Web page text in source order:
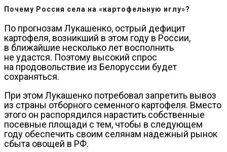
Почему Россия села на «картофельную иглу»?
По прогнозам Лукашенко, острый дефицит
картофеля, возникший в этом году в России,
в ближайшие несколько лет восполнить
не удастся. Поэтому высокий спрос
на продовольствие из Белоруссии будет
сохраняться.
При этом Лукашенко потребовал запретить вывоз
из страны отборного семенного картофеля. Вместо
этого он распорядился нарастить собственные
посевные площади с тем, чтобы в следующем
году обеспечить своим селянам надежный рынок
сбыта овощей в РФ.